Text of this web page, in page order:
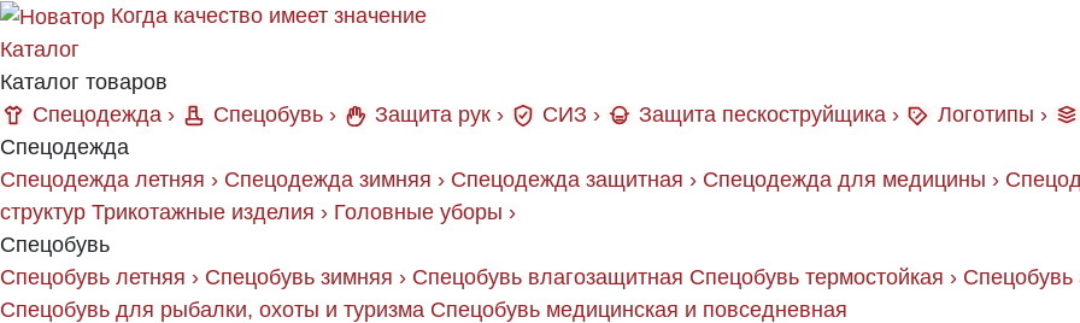
Когда качество имеет значение
Каталог
Каталог товаров
Спецодежда › Спецобувь › Защита рук › СИЗ › Защита пескоструйщика › Логотипы ›
Спецодежда
Спецодежда летняя › Спецодежда зимняя › Спецодежда защитная › Спецодежда для медицины ›
структур Трикотажные изделия › Головные уборы ›
Спецобувь
Спецобувь летняя › Спецобувь зимняя › Спецобувь влагозащитная Спецобувь термостойкая › Спецобувь
Спецобувь для рыбалки, охоты и туризма Спецобувь медицинская и повседневная